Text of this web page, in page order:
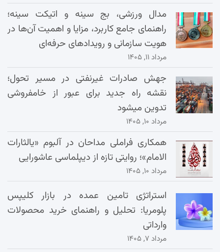
مدال ورزشی، بج سینه و اتیکت سینه؛
راهنمای جامع کاربرد، مزایا و اهمیت آن‌ها در
هویت سازمانی و رویدادهای حرفه‌ای
مرداد ۱۱, ۱۴۰۵
جهش صادرات غیرنفتی در مسیر تحول؛
نقشه راه جدید برای عبور از خامفروشی
تدوین میشود
مرداد ۱۰, ۱۴۰۵
همکاری فراملی مداحان در آلبوم «یالثارات
الامام»؛ روایتی تازه از دیپلماسی عاشورایی
مرداد ۱۰, ۱۴۰۵
استراتژی تامین عمده در بازار کلیپس
پلومریا: تحلیل و راهنمای خرید محصولات
وارداتی
مرداد ۷, ۱۴۰۵